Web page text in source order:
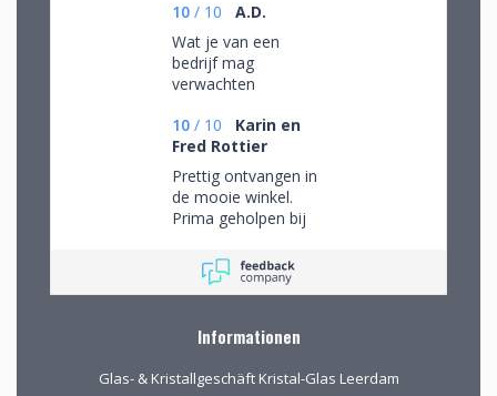
10 / 10
A.D.
Wat je van een
bedrijf mag
verwachten
10 / 10
Karin en
Fred Rottier
Prettig ontvangen in
de mooie winkel.
Prima geholpen bij
schitterend glaswerk
Informationen
Glas- & Kristallgeschäft Kristal-Glas Leerdam